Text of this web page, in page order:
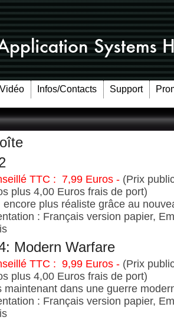
Infos/Contacts Support
TTC : 7,99 Euros - (Prix
plus 4,00 Euros frais de port)
encore plus réaliste grâce au
: Français version papier,
Modern Warfare
TTC : 9,99 Euros - (Prix
plus 4,00 Euros frais de port)
maintenant dans une guerre
: Français version papier,